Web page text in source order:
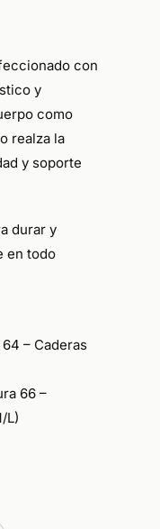
con
y
como
realza la
y soporte
durar y
en todo
– Caderas
66 –
L)